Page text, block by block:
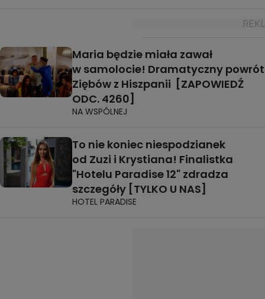
Maria będzie miała zawał
w samolocie! Dramatyczny powrót
Ziębów z Hiszpanii [ZAPOWIEDŹ
ODC. 4260]
NA WSPÓLNEJ
To nie koniec niespodzianek
od Zuzi i Krystiana! Finalistka
"Hotelu Paradise 12" zdradza
szczegóły [TYLKO U NAS]
HOTEL PARADISE